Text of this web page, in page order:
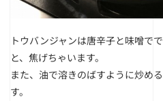
トウバンジャンは唐辛子と味噌で
と、焦げちゃいます。
また、油で溶きのばすように炒め
す。